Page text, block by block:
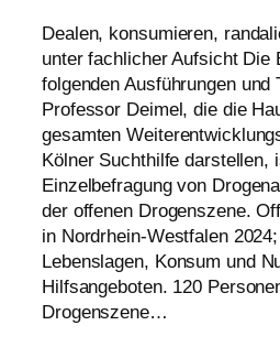
Dealen, konsumieren,
unter fachlicher Aufsicht Die
folgenden Ausführungen und
Professor Deimel, die die
gesamten
Kölner Suchthilfe darstellen,
Einzelbefragung von
der offenen Drogenszene.
in Nordrhein-Westfalen
Lebenslagen, Konsum und
Hilfsangeboten. 120
Drogenszene…